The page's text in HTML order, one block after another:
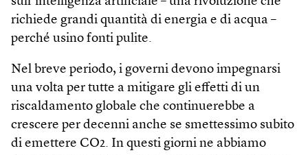
richiede grandi quantità di energia e di acqua –
perché usino fonti pulite.
Nel breve periodo, i governi devono impegnarsi
una volta per tutte a mitigare gli effetti di un
riscaldamento globale che continuerebbe a
crescere per decenni anche se smettessimo subito
di emettere CO2. In questi giorni ne abbiamo